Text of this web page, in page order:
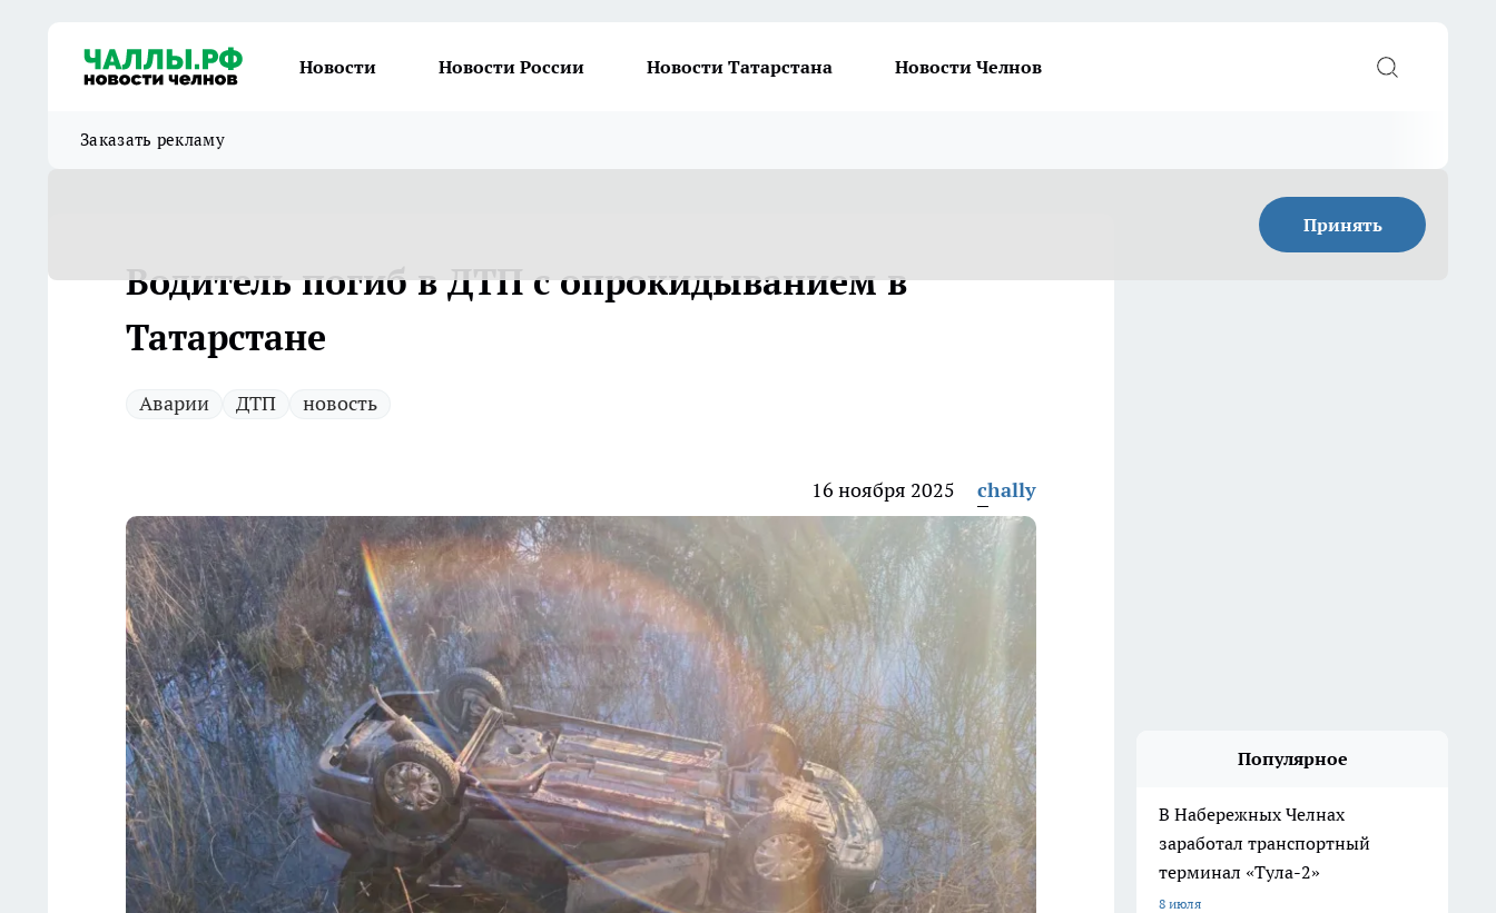
Новости Новости России Новости Татарстана Новости Челнов
Заказать рекламу
Принять
Водитель погиб в ДТП с опрокидыванием в
Татарстане
Аварии ДТП новость
16 ноября 2025 chally
Популярное
В Набережных Челнах
заработал транспортный
терминал «Тула-2»
8 июля